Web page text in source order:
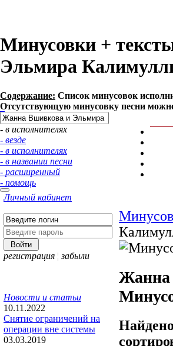
Минусовки +
Эльмира
Содержание: Список минусовок
Отсутствующую минусовку песни можно
- в исполнителях
- везде
- в исполнителях
- в названии песни
- расширенный
- помощь
Личный кабинет
регистрация ¦ забыли
Новости и статьи
10.11.2022
Снятие ограничений на
операции вне системы
03.03.2019
Жанна